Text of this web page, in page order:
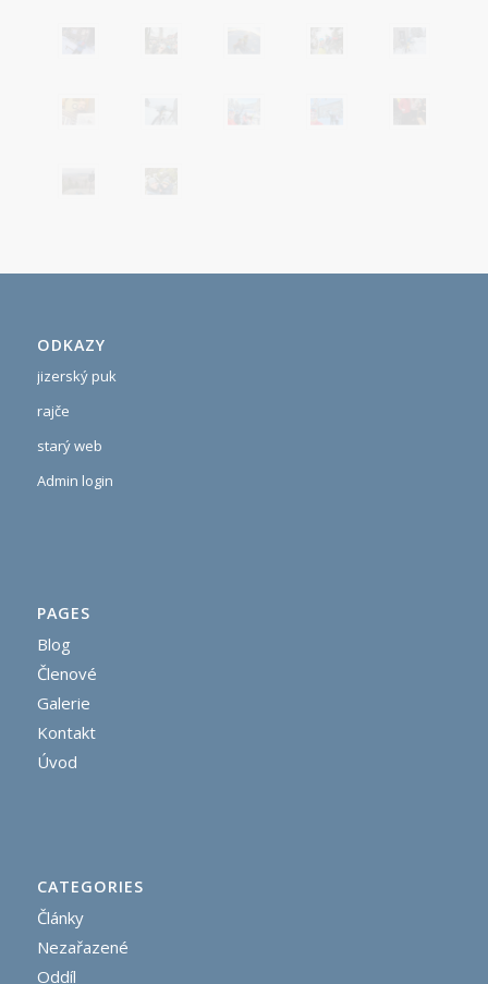
ODKAZY
jizerský puk
rajče
starý web
Admin login
PAGES
Blog
Členové
Galerie
Kontakt
Úvod
CATEGORIES
Články
Nezařazené
Oddíl